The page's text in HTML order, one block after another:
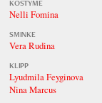
KOSTYME
Nelli Fomina
SMINKE
Vera Rudina
KLIPP
Lyudmila Feyginova
Nina Marcus